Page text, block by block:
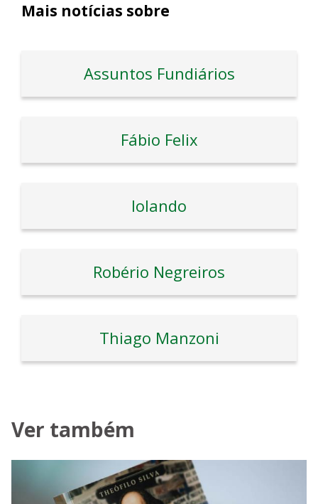
Mais notícias sobre
Assuntos Fundiários
Fábio Felix
Iolando
Robério Negreiros
Thiago Manzoni
Ver também